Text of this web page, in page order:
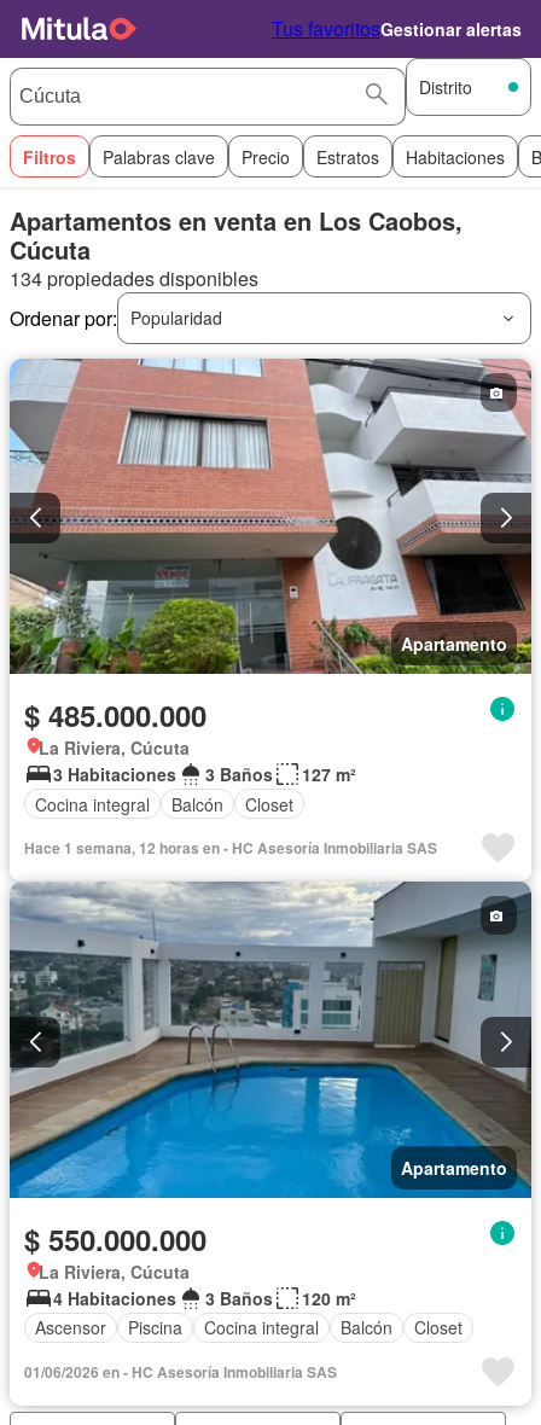
Tus favoritosGestionar alertas
Distrito
Filtros Palabras clave Precio Estratos Habitaciones
Apartamentos en venta en Los Caobos,
Cúcuta
134 propiedades disponibles
Ordenar por:
Popularidad
Apartamento
$ 485.000.000
La Riviera, Cúcuta
3 Habitaciones
3 Baños
127 m²
Cocina integral
Balcón Closet
Hace 1 semana, 12 horas en - HC Asesoría Inmobiliaria SAS
Apartamento
$ 550.000.000
La Riviera, Cúcuta
4 Habitaciones
3 Baños
120 m²
Ascensor
Piscina Cocina integral Balcón Closet
01/06/2026 en - HC Asesoría Inmobiliaria SAS